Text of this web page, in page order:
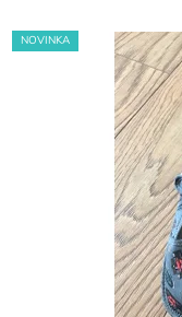
NOVINKA